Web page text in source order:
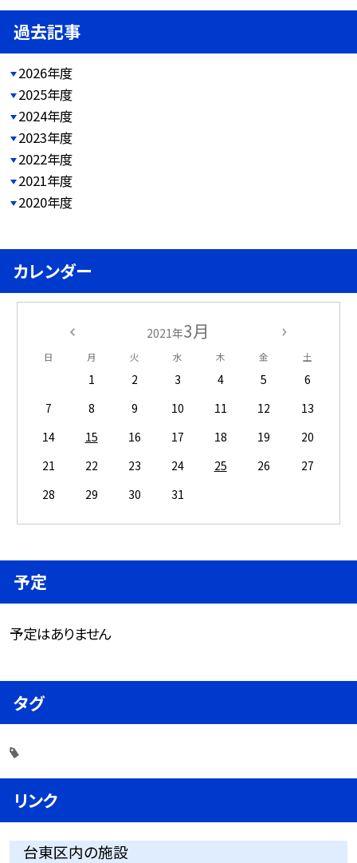
過去記事
2026年度
2025年度
2024年度
2023年度
2022年度
2021年度
2020年度
カレンダー
2021年3月
日 月 火 水 木 金 土
1 2 3 4 5
6
7
8 9 10 11 12
13
14
15 16 17 18 19
20
21
22 23 24 25 26
27
28
29 30 31
予定
予定はありません
タグ
リンク
台東区内の施設